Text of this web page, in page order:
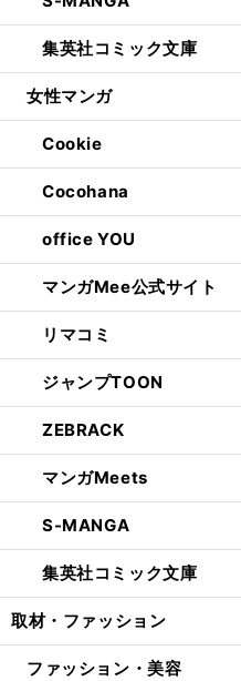
集英社コミック文庫
女性マンガ
Cookie
Cocohana
office YOU
マンガMee公式サイト
リマコミ
ジャンプTOON
ZEBRACK
マンガMeets
S-MANGA
集英社コミック文庫
取材・ファッション
ファッション・美容